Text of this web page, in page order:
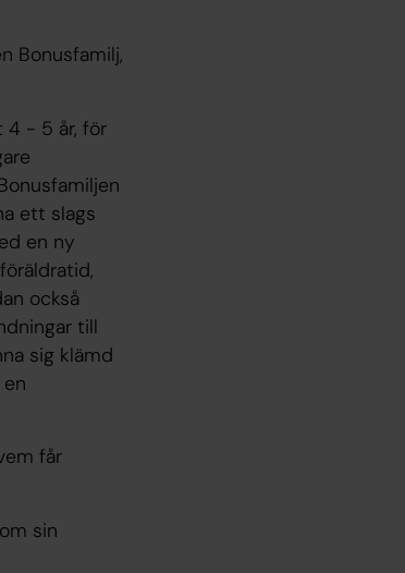
Bonusfamilj,
4 - 5 år, för
ett slags
en ny
också
till
sig klämd
får
sin